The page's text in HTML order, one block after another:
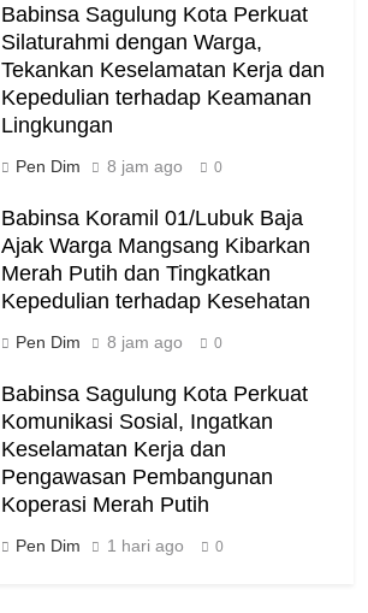
Babinsa Sagulung Kota Perkuat
Silaturahmi dengan Warga,
Tekankan Keselamatan Kerja dan
Kepedulian terhadap Keamanan
Lingkungan
Pen Dim 8 jam ago 0
Babinsa Koramil 01/Lubuk Baja
Ajak Warga Mangsang Kibarkan
Merah Putih dan Tingkatkan
Kepedulian terhadap Kesehatan
Pen Dim 8 jam ago 0
Babinsa Sagulung Kota Perkuat
Komunikasi Sosial, Ingatkan
Keselamatan Kerja dan
Pengawasan Pembangunan
Koperasi Merah Putih
Pen Dim 1 hari ago 0